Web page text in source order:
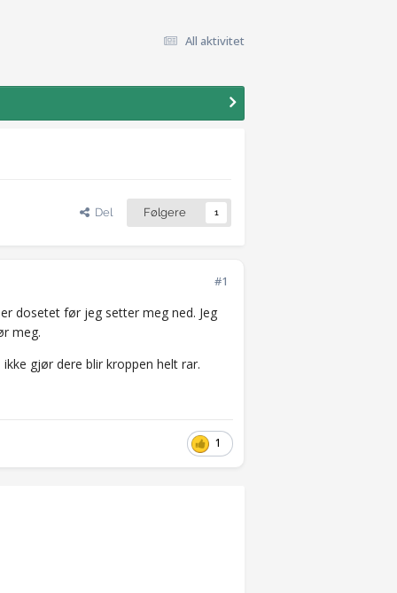
All aktivitet
Del Følgere 1
#1
dosetet før jeg setter meg ned. Jeg
meg.
gjør dere blir kroppen helt rar.
1